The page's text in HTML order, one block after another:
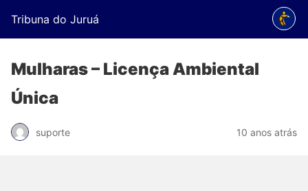
Tribuna do Juruá
Mulharas – Licença Ambiental
Única
suporte 10 anos atrás